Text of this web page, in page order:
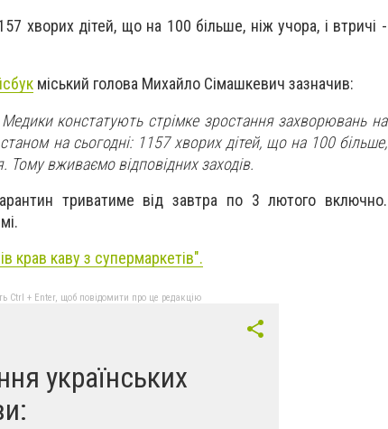
хворих дітей, що на 100 більше, ніж учора, і втричі -
міський голова Михайло Сімашкевич зазначив:
Медики констатують стрімке зростання захворювань на
на сьогодні: 1157 хворих дітей, що на 100 більше,
Тому вживаємо відповідних заходів.
триватиме від завтра по 3 лютого включно.
крав каву з супермаркетів".
Ctrl + Enter, щоб повідомити про це редакцію
українських